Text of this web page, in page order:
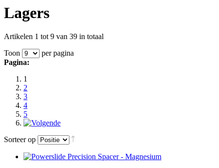
Lagers
Artikelen 1 tot 9 van 39 in totaal
Toon
per pagina
Pagina:
1
2
3
4
5
Sorteer op